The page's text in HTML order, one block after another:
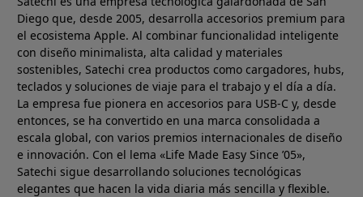
Diego que, desde 2005, desarrolla accesorios premium para
el ecosistema Apple. Al combinar funcionalidad inteligente
con diseño minimalista, alta calidad y materiales
sostenibles, Satechi crea productos como cargadores, hubs,
teclados y soluciones de viaje para el trabajo y el día a día.
La empresa fue pionera en accesorios para USB-C y, desde
entonces, se ha convertido en una marca consolidada a
escala global, con varios premios internacionales de diseño
e innovación. Con el lema «Life Made Easy Since ’05»,
Satechi sigue desarrollando soluciones tecnológicas
elegantes que hacen la vida diaria más sencilla y flexible.